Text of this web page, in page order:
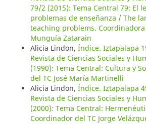
79/2 (2015): Tema Central 79: El
problemas de enseñanza / The
teaching problems.
Munguía Zatarain
Alicia Lindon, Índice. Iztapalapa
Revista de Ciencias Sociales y
(1990): Tema Central: Cultura y
del TC José María Martinelli
Alicia Lindon, Índice. Iztapalapa
Revista de Ciencias Sociales y
(2000): Tema Central:
Coordinador del TC Jorge